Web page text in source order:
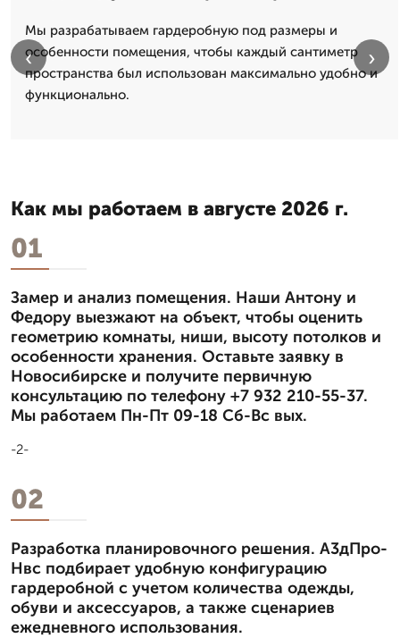
Мы разрабатываем гардеробную под размеры и
особенности помещения, чтобы каждый сантиметр
пространства был использован максимально удобно и
функционально.
‹ ›
Как мы работаем в августе 2026 г.
01
Замер и анализ помещения. Наши Антону и
Федору выезжают на объект, чтобы оценить
геометрию комнаты, ниши, высоту потолков и
особенности хранения. Оставьте заявку в
Новосибирске и получите первичную
консультацию по телефону +7 932 210-55-37.
Мы работаем Пн-Пт 09-18 Сб-Вс вых.
-2-
02
Разработка планировочного решения. А3дПро-
Нвс подбирает удобную конфигурацию
гардеробной с учетом количества одежды,
обуви и аксессуаров, а также сценариев
ежедневного использования.